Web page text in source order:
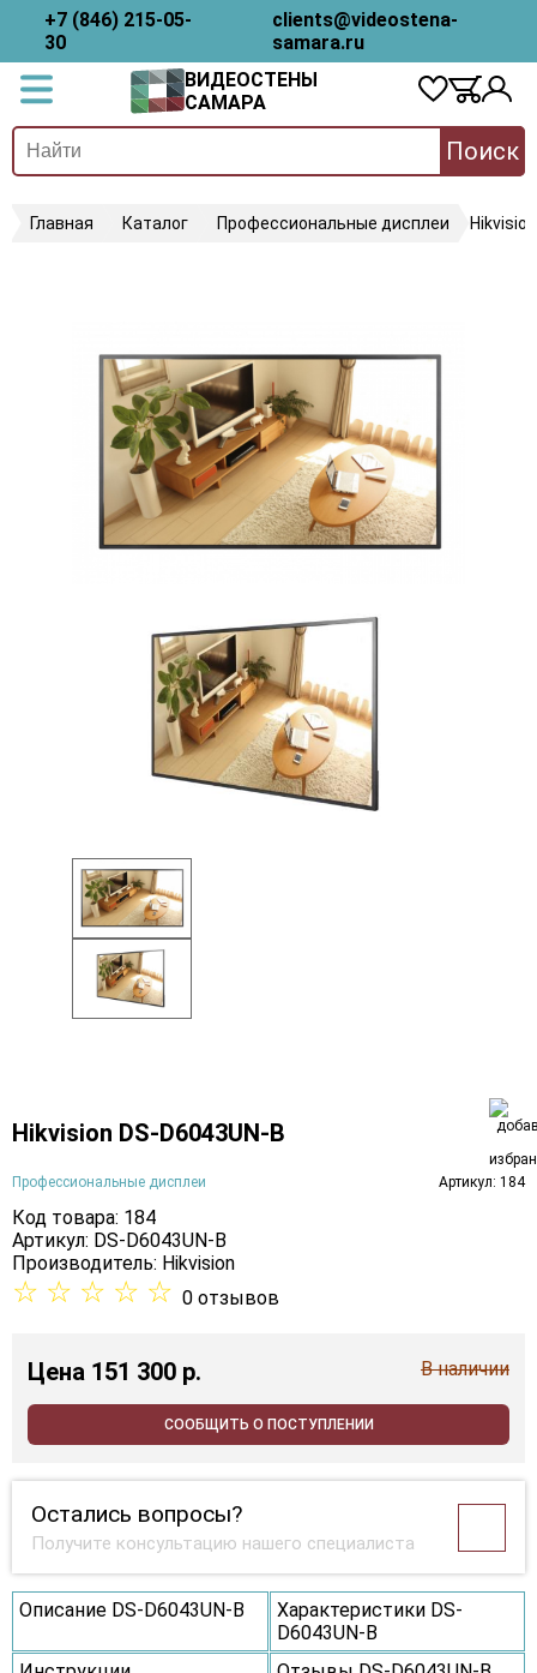
+7 (846) 215-05-
30
clients@videostena-
samara.ru
ВИДЕОСТЕНЫ
САМАРА
Поиск
Главная Каталог Профессиональные дисплеи
Hikvision DS-D6043UN-B
Профессиональные дисплеи Артикул: 184
Код товара: 184
Артикул: DS-D6043UN-B
Производитель: Hikvision
☆ ☆ ☆ ☆ ☆ 0 отзывов
Цена 151 300 p. В наличии
СООБЩИТЬ О ПОСТУПЛЕНИИ
Остались вопросы?
Получите консультацию нашего специалиста
Описание DS-D6043UN-B
Характеристики DS-
D6043UN-B